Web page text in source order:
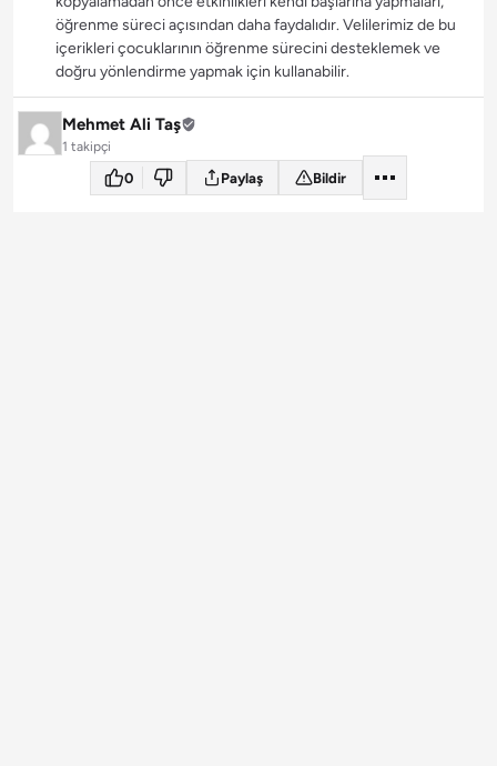
öğrenme süreci açısından daha faydalıdır. Velilerimiz de bu
içerikleri çocuklarının öğrenme sürecini desteklemek ve
doğru yönlendirme yapmak için kullanabilir.
Mehmet Ali Taş
1 takipçi
0 Paylaş Bildir